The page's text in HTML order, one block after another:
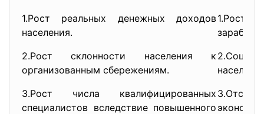
1.Рост реальных денежных доходов
населения.
2.Рост склонности населения к
организованным сбережениям.
3.Рост числа квалифицированных
специалистов вследствие повышенного
1.Рост